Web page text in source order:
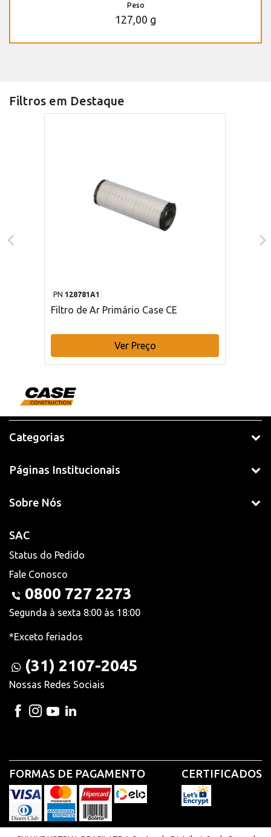
Peso
127,00 g
Filtros em Destaque
PN 128781A1
Filtro de Ar Primário Case CE
Ver Preço
Categorias
Páginas Institucionais
Sobre Nós
SAC
Status do Pedido
Fale Conosco
0800 727 2273
Segunda à sexta 8:00 às 18:00
*Exceto feriados
(31) 2107-2045
Nossas Redes Sociais
FORMAS DE PAGAMENTO CERTIFICADOS